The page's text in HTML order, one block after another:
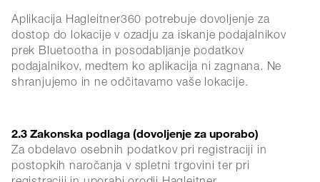
Aplikacija Hagleitner360 potrebuje dovoljenje za
dostop do lokacije v ozadju za iskanje podajalnikov
prek Bluetootha in posodabljanje podatkov
podajalnikov, medtem ko aplikacija ni zagnana. Ne
shranjujemo in ne odčitavamo vaše lokacije.
2.3 Zakonska podlaga (dovoljenje za uporabo)
Za obdelavo osebnih podatkov pri registraciji in
postopkih naročanja v spletni trgovini ter pri